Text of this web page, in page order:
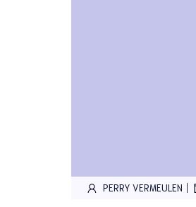
PERRY VERMEULEN |